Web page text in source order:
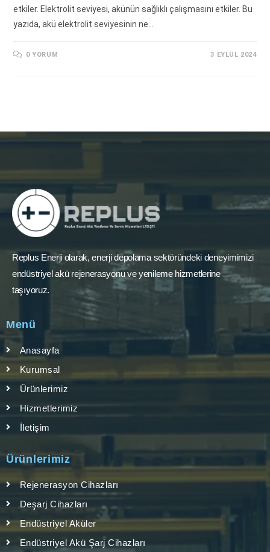
etkiler. Elektrolit seviyesi, akünün sağlıklı çalışmasını etkiler. Bu
yazıda, akü elektrolit seviyesinin ne…
0 YORUM 3 EYLÜL 2024
Replus Enerji olarak, enerji depolama sektöründeki deneyimimizi
endüstriyel akü rejenerasyonu ve yenileme hizmetlerine
taşıyoruz.
Menü
Anasayfa
Kurumsal
Ürünlerimiz
Hizmetlerimiz
İletişim
Ürünlerimiz
Rejenerasyon Cihazları
Deşarj Cihazları
Endüstriyel Aküler
Endüstriyel Akü Şarj Cihazları